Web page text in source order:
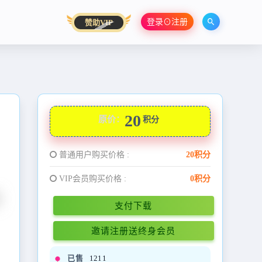
赞助VIP 登录⊙注册
原价： 20 积分
普通用户购买价格 : 20积分
VIP会员购买价格 : 0积分
支付下载
邀请注册送终身会员
已售 1211